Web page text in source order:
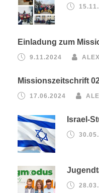
Einladung zum
9.11.2024
Missionszeitschrift
17.06.2024
Israel-